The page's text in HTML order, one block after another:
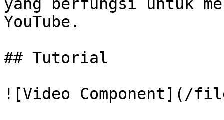
yang berfungsi untuk
YouTube.
## Tutorial
![Video Component](/